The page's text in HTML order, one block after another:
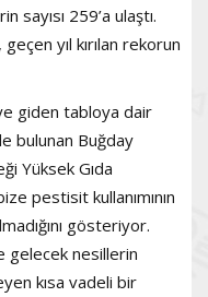
sayısı 259’a ulaştı.
yıl kırılan rekorun
giden tabloya dair
bulunan Buğday
Yüksek Gıda
pestisit kullanımının
gösteriyor.
gelecek nesillerin
kısa vadeli bir